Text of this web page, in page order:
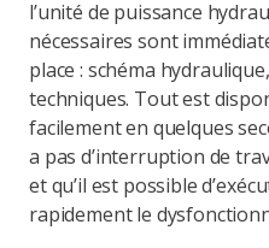
l’unité de puissance
nécessaires sont
place : schéma
techniques. Tout est
facilement en quelques
a pas d’interruption de
et qu’il est possible
rapidement le